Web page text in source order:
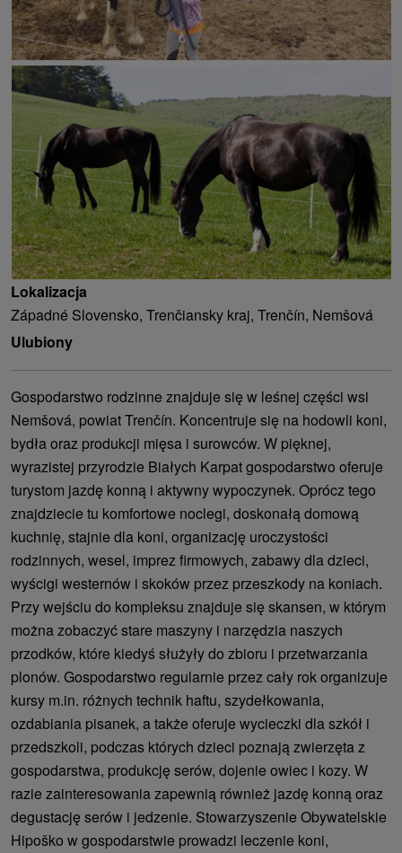
Lokalizacja
Západné Slovensko, Trenčiansky kraj, Trenčín, Nemšová
Ulubiony
Gospodarstwo rodzinne znajduje się w leśnej części wsi
Nemšová, powiat Trenčín. Koncentruje się na hodowli koni,
bydła oraz produkcji mięsa i surowców. W pięknej,
wyrazistej przyrodzie Białych Karpat gospodarstwo oferuje
turystom jazdę konną i aktywny wypoczynek. Oprócz tego
znajdziecie tu komfortowe noclegi, doskonałą domową
kuchnię, stajnie dla koni, organizację uroczystości
rodzinnych, wesel, imprez firmowych, zabawy dla dzieci,
wyścigi westernów i skoków przez przeszkody na koniach.
Przy wejściu do kompleksu znajduje się skansen, w którym
można zobaczyć stare maszyny i narzędzia naszych
przodków, które kiedyś służyły do ​​zbioru i przetwarzania
plonów. Gospodarstwo regularnie przez cały rok organizuje
kursy m.in. różnych technik haftu, szydełkowania,
ozdabiania pisanek, a także oferuje wycieczki dla szkół i
przedszkoli, podczas których dzieci poznają zwierzęta z
gospodarstwa, produkcję serów, dojenie owiec i kozy. W
razie zainteresowania zapewnią również jazdę konną oraz
degustację serów i jedzenie. Stowarzyszenie Obywatelskie
Hipoško w gospodarstwie prowadzi leczenie koni,